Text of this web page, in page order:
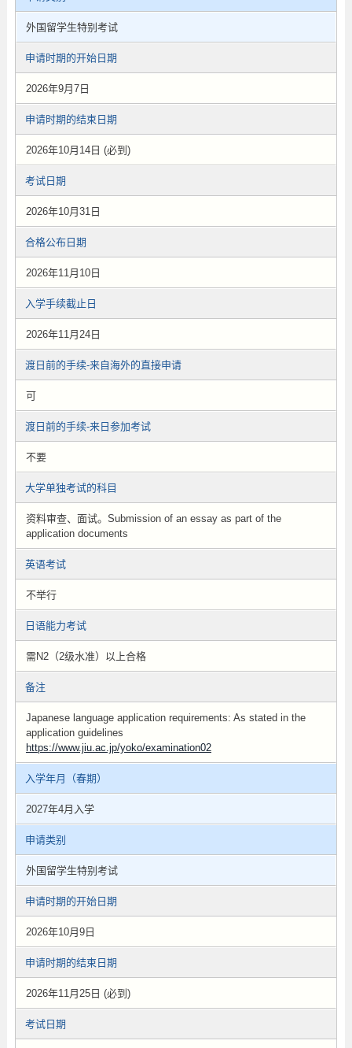
外国留学生特别考试
申请时期的开始日期
2026年9月7日
申请时期的结束日期
2026年10月14日 (必到)
考试日期
2026年10月31日
合格公布日期
2026年11月10日
入学手续截止日
2026年11月24日
渡日前的手续-来自海外的直接申请
可
渡日前的手续-来日参加考试
不要
大学单独考试的科目
资料审查、面试。Submission of an essay as part of the
application documents
英语考试
不举行
日语能力考试
需N2（2级水准）以上合格
备注
Japanese language application requirements: As stated in the
application guidelines
https://www.jiu.ac.jp/yoko/examination02
入学年月（春期）
2027年4月入学
申请类别
外国留学生特别考试
申请时期的开始日期
2026年10月9日
申请时期的结束日期
2026年11月25日 (必到)
考试日期